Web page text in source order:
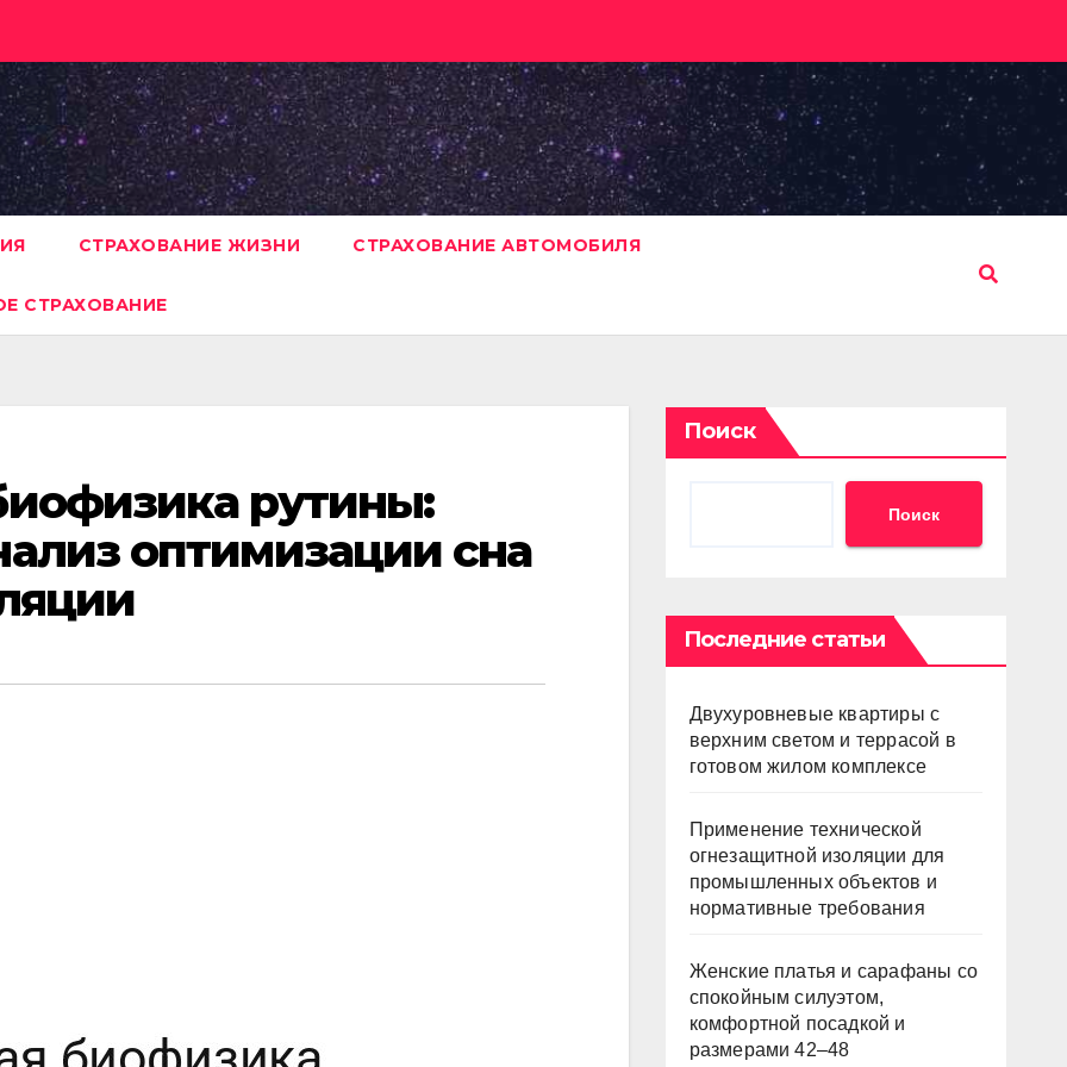
СТРАХОВАНИЕ ЖИЗНИ СТРАХОВАНИЕ АВТОМОБИЛЯ
СТРАХОВАНИЕ
рутины:
оптимизации сна
Поиск
Поиск
Последние статьи
Двухуровневые квартиры с
верхним светом и террасой в
готовом жилом комплексе
Применение технической
огнезащитной изоляции для
промышленных объектов и
нормативные требования
Женские платья и сарафаны со
спокойным силуэтом,
комфортной посадкой и
размерами 42–48